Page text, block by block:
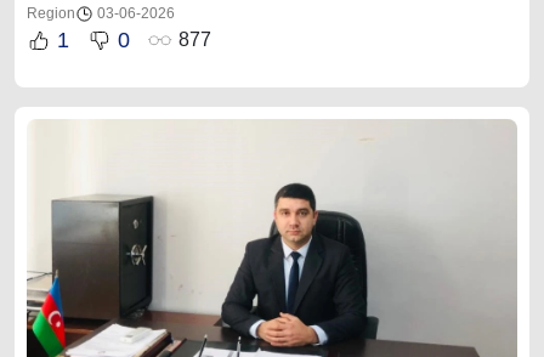
Region 03-06-2026
1 0 877